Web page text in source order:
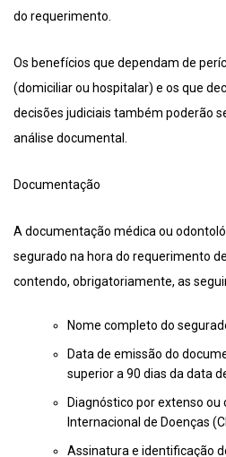
do requerimento.
Os benefícios que dependam de
(domiciliar ou hospitalar) e os que
decisões judiciais também poderão
análise documental.
Documentação
A documentação médica ou
segurado na hora do requerimento
contendo, obrigatoriamente, as
Nome completo do
Data de emissão do
superior a 90 dias da data
Diagnóstico por extenso ou
Internacional de Doenças
Assinatura e identificação